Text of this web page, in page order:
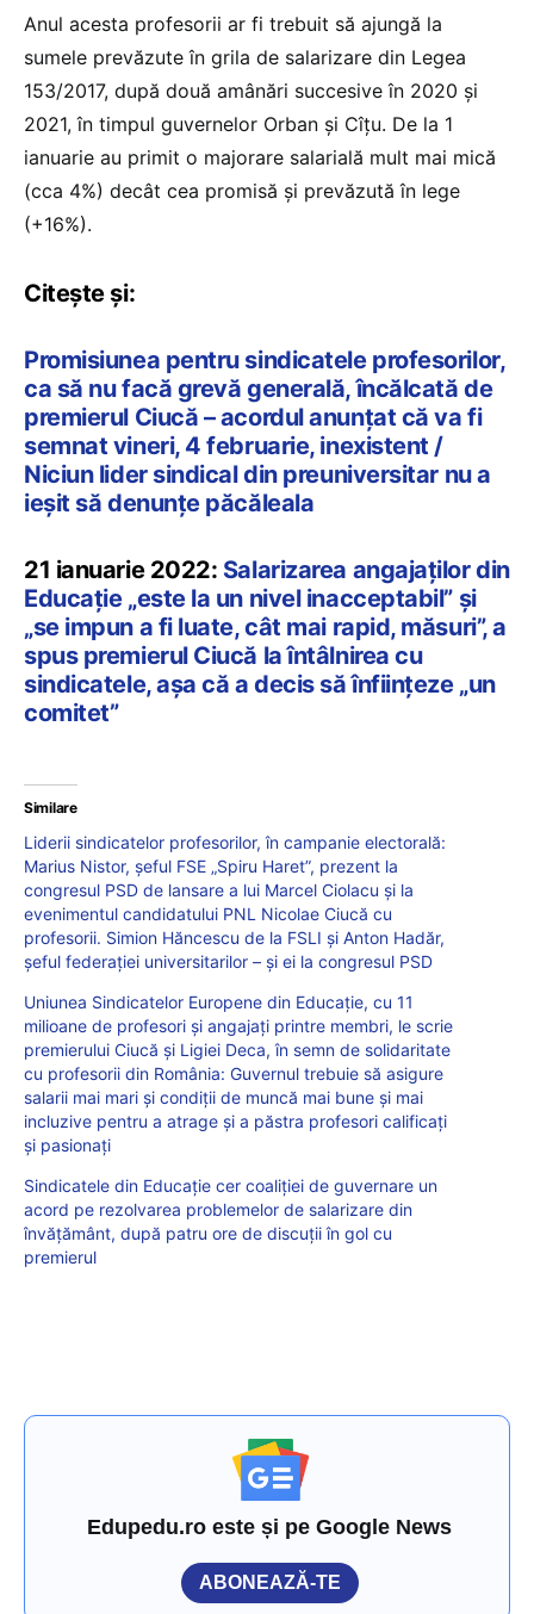
Anul acesta profesorii ar fi trebuit să ajungă la
sumele prevăzute în grila de salarizare din Legea
153/2017, după două amânări succesive în 2020 și
2021, în timpul guvernelor Orban și Cîțu. De la 1
ianuarie au primit o majorare salarială mult mai mică
(cca 4%) decât cea promisă și prevăzută în lege
(+16%).
Citește și:
Promisiunea pentru sindicatele profesorilor,
ca să nu facă grevă generală, încălcată de
premierul Ciucă – acordul anunțat că va fi
semnat vineri, 4 februarie, inexistent /
Niciun lider sindical din preuniversitar nu a
ieșit să denunțe păcăleala
21 ianuarie 2022: Salarizarea angajaților din
Educație „este la un nivel inacceptabil” și
„se impun a fi luate, cât mai rapid, măsuri”, a
spus premierul Ciucă la întâlnirea cu
sindicatele, așa că a decis să înființeze „un
comitet”
Similare
Liderii sindicatelor profesorilor, în campanie electorală:
Marius Nistor, șeful FSE „Spiru Haret”, prezent la
congresul PSD de lansare a lui Marcel Ciolacu și la
evenimentul candidatului PNL Nicolae Ciucă cu
profesorii. Simion Hăncescu de la FSLI și Anton Hadăr,
șeful federației universitarilor – și ei la congresul PSD
Uniunea Sindicatelor Europene din Educație, cu 11
milioane de profesori și angajați printre membri, le scrie
premierului Ciucă și Ligiei Deca, în semn de solidaritate
cu profesorii din România: Guvernul trebuie să asigure
salarii mai mari și condiții de muncă mai bune și mai
incluzive pentru a atrage și a păstra profesori calificați
și pasionați
Sindicatele din Educație cer coaliției de guvernare un
acord pe rezolvarea problemelor de salarizare din
învățământ, după patru ore de discuții în gol cu
premierul
Edupedu.ro este și pe Google News
ABONEAZĂ-TE